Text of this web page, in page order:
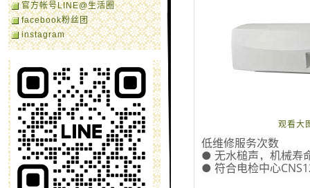
观看大
低维修服务次数
● 无水槌声，机械寿
● 符合电检中心
官方帐号LINE@生活圈
facebook粉丝团
instagram